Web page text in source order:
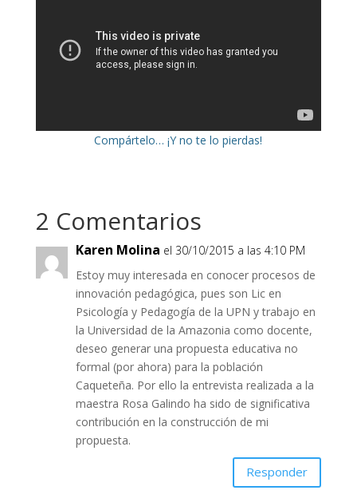
Compártelo… ¡Y no te lo pierdas!
2 Comentarios
Karen Molina el 30/10/2015 a las 4:10 PM
Estoy muy interesada en conocer procesos de
innovación pedagógica, pues son Lic en
Psicología y Pedagogía de la UPN y trabajo en
la Universidad de la Amazonia como docente,
deseo generar una propuesta educativa no
formal (por ahora) para la población
Caqueteña. Por ello la entrevista realizada a la
maestra Rosa Galindo ha sido de significativa
contribución en la construcción de mi
propuesta.
Responder